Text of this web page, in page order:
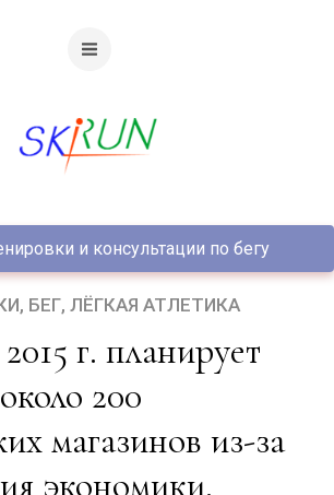
и консультации по бегу
БЕГ ЛЁГКАЯ АТЛЕТИКА
200
магазинов из-за
экономики.